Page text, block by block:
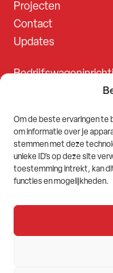
Om de beste ervaringen te
om informatie over je
stemmen met deze
unieke ID's op deze site
toestemming intrekt, kan
functies en mogelijkheden.
Projecten
Contact
Updates
SOCIALS